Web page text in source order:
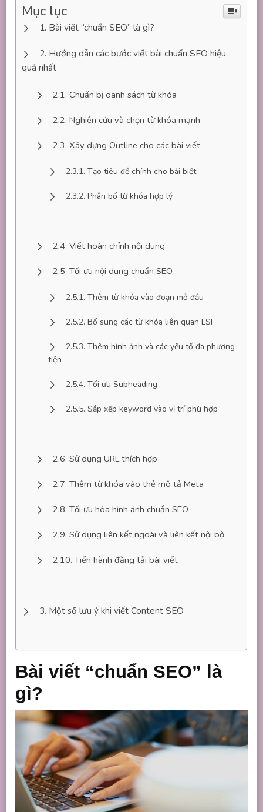
Mục lục
Bài viết “chuẩn SEO” là gì?
Hướng dẫn các bước viết bài chuẩn SEO hiệu
quả nhất
Chuẩn bị danh sách từ khóa
Nghiên cứu và chọn từ khóa mạnh
Xây dựng Outline cho các bài viết
Tạo tiêu đề chính cho bài biết
Phân bố từ khóa hợp lý
Viết hoàn chỉnh nội dung
Tối ưu nội dung chuẩn SEO
Thêm từ khóa vào đoạn mở đầu
Bổ sung các từ khóa liên quan LSI
Thêm hình ảnh và các yếu tố đa phương
tiện
Tối ưu Subheading
Sắp xếp keyword vào vị trí phù hợp
Sử dụng URL thích hợp
Thêm từ khóa vào thẻ mô tả Meta
Tối ưu hóa hình ảnh chuẩn SEO
Sử dụng liên kết ngoài và liên kết nội bộ
Tiến hành đăng tải bài viết
Một số lưu ý khi viết Content SEO
Bài viết “chuẩn SEO” là
gì?